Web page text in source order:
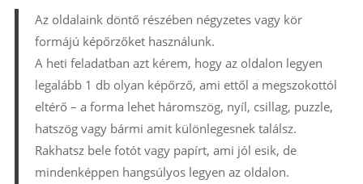
Az oldalaink döntő részében négyzetes vagy kör
formájú képőrzőket használunk.
A heti feladatban azt kérem, hogy az oldalon legyen
legalább 1 db olyan képőrző, ami ettől a megszokottól
eltérő – a forma lehet háromszög, nyíl, csillag, puzzle,
hatszög vagy bármi amit különlegesnek találsz.
Rakhatsz bele fotót vagy papírt, ami jól esik, de
mindenképpen hangsúlyos legyen az oldalon.